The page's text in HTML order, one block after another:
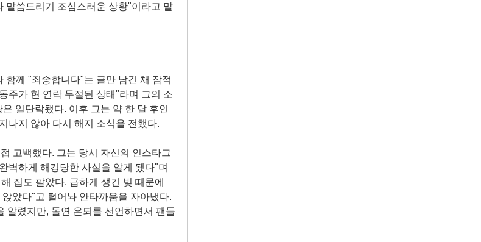
말씀드리기 조심스러운 상황"이라고 말
함께 "죄송합니다"는 글만 남긴 채 잠적
주가 현 연락 두절된 상태"라며 그의 소
일단락됐다. 이후 그는 약 한 달 후인
나지 않아 다시 해지 소식을 전했다.
고백했다. 그는 당시 자신의 인스타그
벽하게 해킹당한 사실을 알게 됐다"며
집도 팔았다. 급하게 생긴 빚 때문에
았다"고 털어놔 안타까움을 자아냈다.
알렸지만, 돌연 은퇴를 선언하면서 팬들